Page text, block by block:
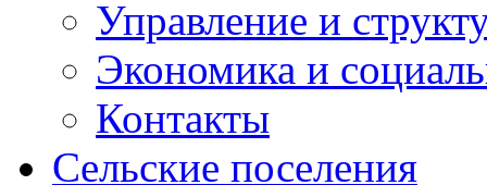
Управление и
Экономика и
Контакты
Сельские поселения